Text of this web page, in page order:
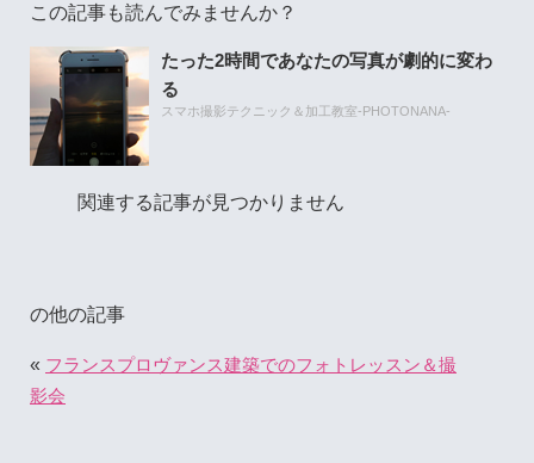
この記事も読んでみませんか？
たった2時間であなたの写真が劇的に変わ
る
スマホ撮影テクニック＆加工教室-PHOTONANA-
関連する記事が見つかりません
の他の記事
« フランスプロヴァンス建築でのフォトレッスン＆撮
影会